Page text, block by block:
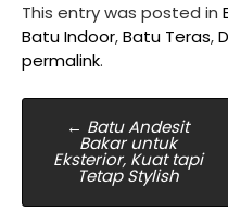
This entry was posted in
Batu Indoor,Batu Teras,
permalink.
Post
navigation
← Batu Andesit
Bakar untuk
Eksterior, Kuat tapi
Tetap Stylish